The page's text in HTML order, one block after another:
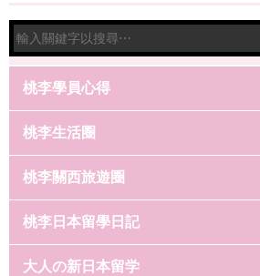
桃李學員心得
桃李生活圈
桃李關西旅遊圈
桃李日本留學日記
大人の新日本留学